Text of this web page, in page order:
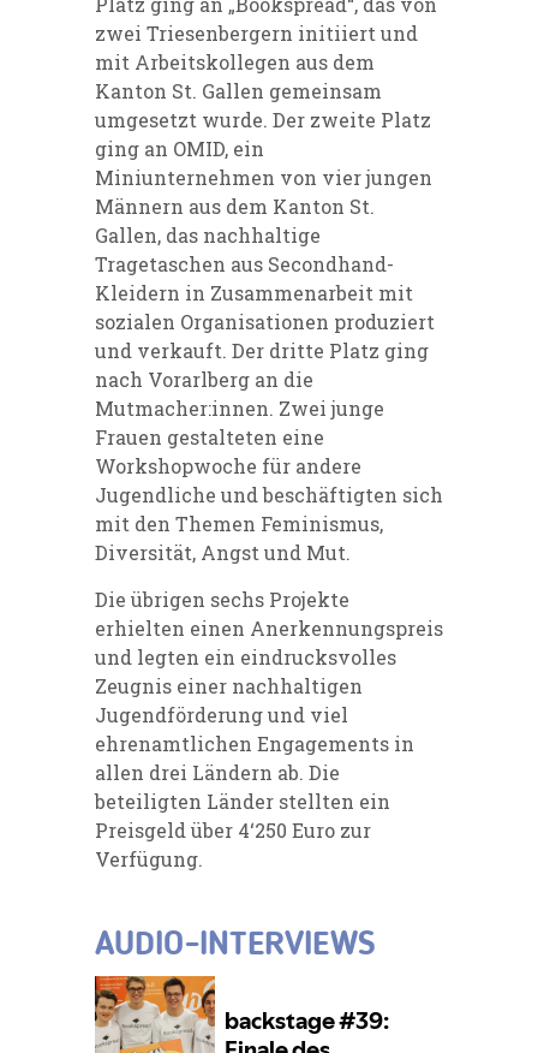
zwei Triesenbergern initiiert und
mit Arbeitskollegen aus dem
Kanton St. Gallen gemeinsam
umgesetzt wurde. Der zweite Platz
ging an OMID, ein
Miniunternehmen von vier jungen
Männern aus dem Kanton St.
Gallen, das nachhaltige
Tragetaschen aus Secondhand-
Kleidern in Zusammenarbeit mit
sozialen Organisationen produziert
und verkauft. Der dritte Platz ging
nach Vorarlberg an die
Mutmacher:innen. Zwei junge
Frauen gestalteten eine
Workshopwoche für andere
Jugendliche und beschäftigten sich
mit den Themen Feminismus,
Diversität, Angst und Mut.
Die übrigen sechs Projekte
erhielten einen Anerkennungspreis
und legten ein eindrucksvolles
Zeugnis einer nachhaltigen
Jugendförderung und viel
ehrenamtlichen Engagements in
allen drei Ländern ab. Die
beteiligten Länder stellten ein
Preisgeld über 4‘250 Euro zur
Verfügung.
AUDIO-INTERVIEWS